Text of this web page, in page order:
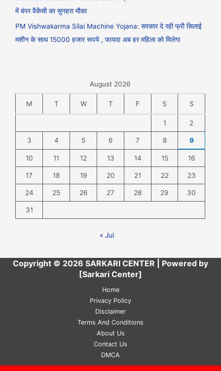
में बंपर वैकेंसी का सुनहरा मौका
PM Vishwakarma Silai Machine Yojana: सरकार दे रही फ्री सिलाई
मशीन के साथ 15000 हजार रूपये , फायदा अब हर महिला को मिलेगा
August 2026
M T W T F S S
1 2
3 4 5 6 7 8 9
10 11 12 13 14 15 16
17 18 19 20 21 22 23
24 25 26 27 28 29 30
31
« Jul
Copyright © 2026 SARKARI CENTER | Powered by
[Sarkari Center]
Home
Privacy Policy
Disclaimer
Terms And Conditions
About Us
Contact Us
DMCA